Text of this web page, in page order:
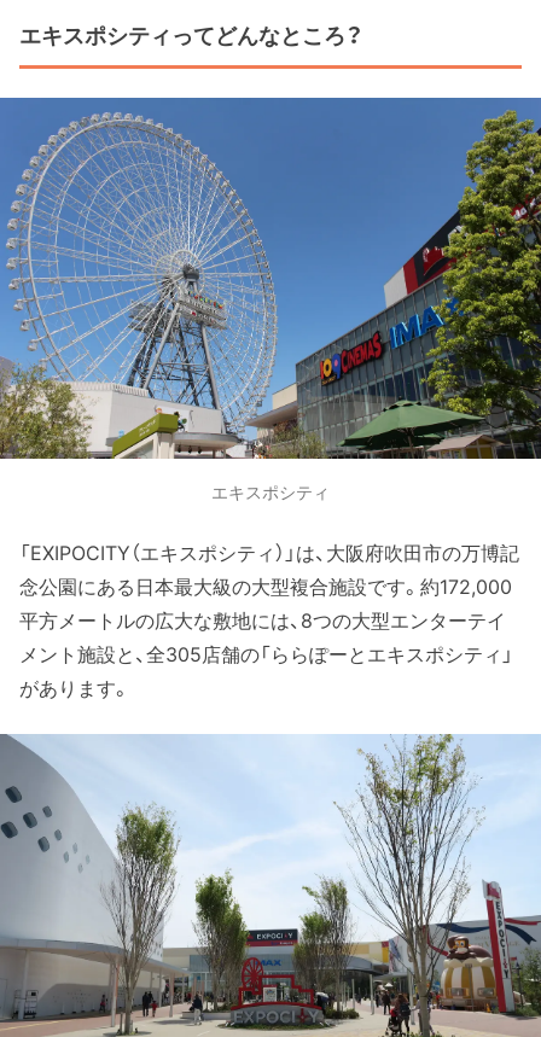
エキスポシティってどんなところ？
エキスポシティ
「EXIPOCITY（エキスポシティ）」は、大阪府吹田市の万博記
念公園にある日本最大級の大型複合施設です。約172,000
平方メートルの広大な敷地には、8つの大型エンターテイ
メント施設と、全305店舗の「ららぽーとエキスポシティ」
があります。